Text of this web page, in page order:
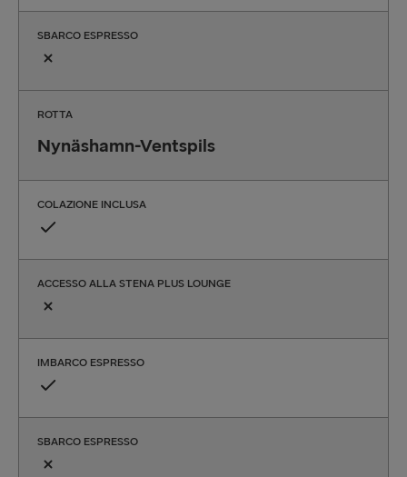
SBARCO ESPRESSO
ROTTA
Nynäshamn-Ventspils
COLAZIONE INCLUSA
ACCESSO ALLA STENA PLUS LOUNGE
IMBARCO ESPRESSO
SBARCO ESPRESSO